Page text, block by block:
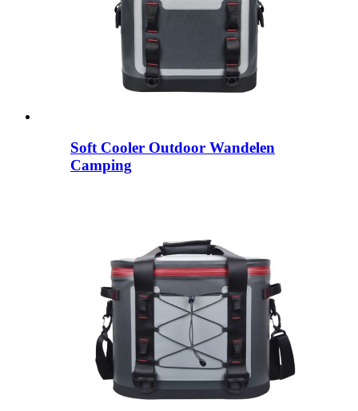
Soft Cooler Outdoor Wandelen
Camping